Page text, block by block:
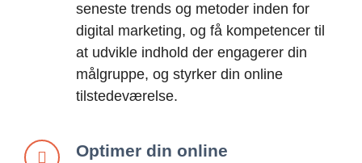
seneste trends og metoder inden for
digital marketing, og få kompetencer til
at udvikle indhold der engagerer din
målgruppe, og styrker din online
tilstedeværelse.
Optimer din online